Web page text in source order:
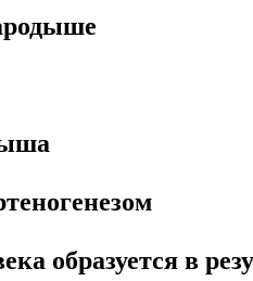
образуется в